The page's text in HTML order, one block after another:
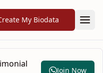
My Biodata
Join Now